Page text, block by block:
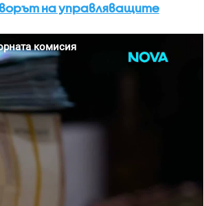
на управляващите